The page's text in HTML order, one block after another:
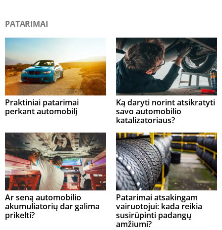
PATARIMAI
Praktiniai patarimai
perkant automobilį
Ką daryti norint atsikratyti
savo automobilio
katalizatoriaus?
Ar seną automobilio
akumuliatorių dar galima
prikelti?
Patarimai atsakingam
vairuotojui: kada reikia
susirūpinti padangų
amžiumi?